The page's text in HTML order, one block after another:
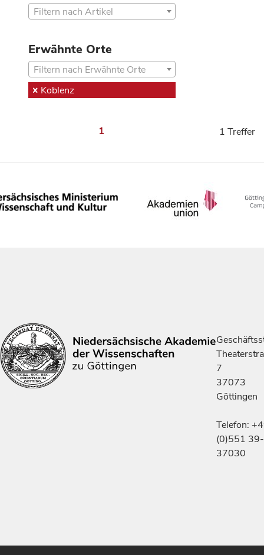
Filtern nach Artikel
Erwähnte Orte
Filtern nach Erwähnte Orte
Koblenz
1 1 Treffer
7
37073
Göttingen
Telefon:
(0)551 39-
37030